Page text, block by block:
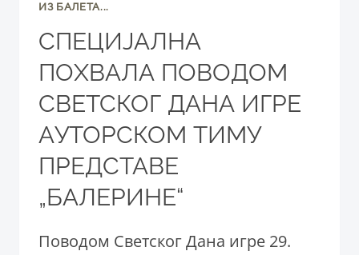
ИЗ БАЛЕТА...
СПЕЦИЈАЛНА
ПОХВАЛА ПОВОДОМ
СВЕТСКОГ ДАНА ИГРЕ
АУТОРСКОМ ТИМУ
ПРЕДСТАВЕ
„БАЛЕРИНЕ“
Поводом Светског Дана игре 29.